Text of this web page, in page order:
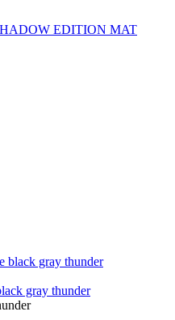
EDITION MAT
gray thunder